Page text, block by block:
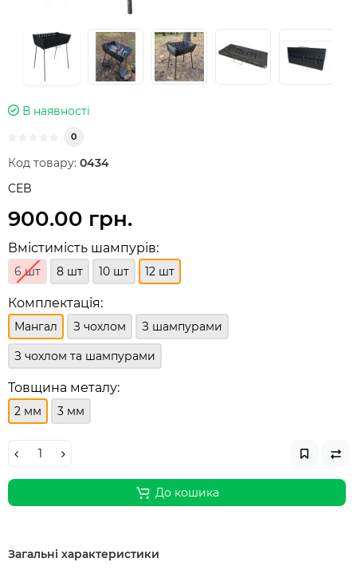
В наявності
0
Код товару: 0434
CEB
900.00 грн.
Вмістимість шампурів:
6 шт 8 шт 10 шт 12 шт
Комплектація:
Мангал З чохлом З шампурами
З чохлом та шампурами
Товщина металу:
2 мм 3 мм
До кошика
Загальні характеристики